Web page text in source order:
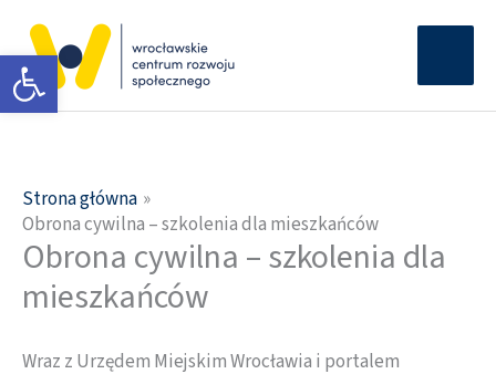
Otwórz pasek narzędzi
treści
Strona główna
Obrona cywilna – szkolenia dla mieszkańców
Obrona cywilna – szkolenia dla
mieszkańców
Wraz z Urzędem Miejskim Wrocławia i portalem